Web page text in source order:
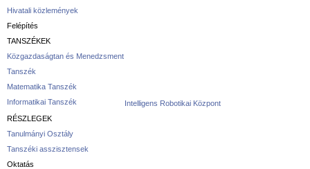
Hivatali közlemények
Felépítés
TANSZÉKEK
Közgazdaságtan és Menedzsment
Tanszék
Matematika Tanszék
Informatikai Tanszék
Intelligens Robotikai Központ
RÉSZLEGEK
Tanulmányi Osztály
Tanszéki asszisztensek
Oktatás